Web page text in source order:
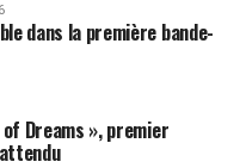
dans la première bande-
Dreams », premier